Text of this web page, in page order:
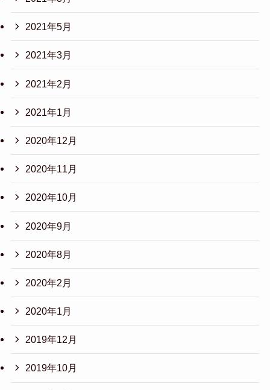
2021年5月
2021年3月
2021年2月
2021年1月
2020年12月
2020年11月
2020年10月
2020年9月
2020年8月
2020年2月
2020年1月
2019年12月
2019年10月